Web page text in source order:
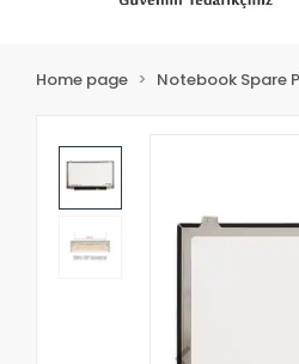
Home page Notebook Spare